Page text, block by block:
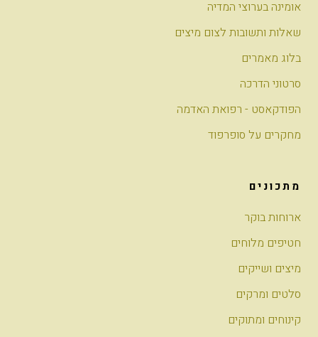
אומינה בערוצי המדיה
שאלות ותשובות לצום מיצים
בלוג מאמרים
סרטוני הדרכה
הפודקאסט - רפואת האדמה
מחקרים על סופרפוד
מתכונים
ארוחות בוקר
חטיפים מלוחים
מיצים ושייקים
סלטים ומרקים
קינוחים ומתוקים